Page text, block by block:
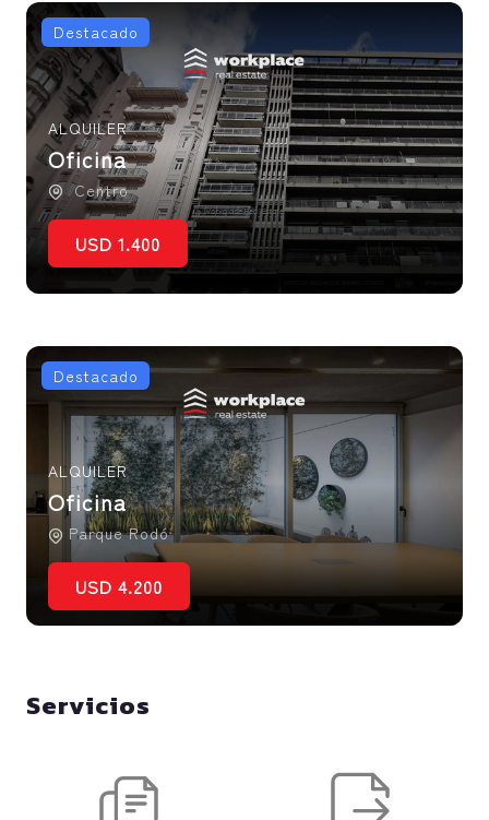
Destacado
ALQUILER
Oficina
Centro
USD 1.400
Destacado
ALQUILER
Oficina
Parque Rodó
USD 4.200
Servicios